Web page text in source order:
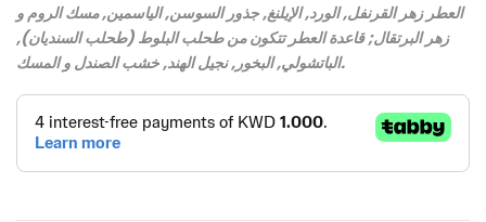
العطر زهر القرنفل, الورد, الإيلنغ, جذور السوسن, الياسمين, مسك الروم و
زهر البرتقال; قاعدة العطر تتكون من طحلب البلوط (طحلب السنديان),
الباتشولي, البخور, نجيل الهند, خشب الصندل و المسك.